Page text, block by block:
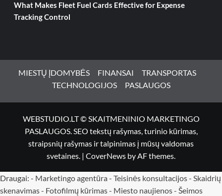
What Makes Fleet Fuel Cards Effective for Expense
Tracking Control
MIESTŲ ĮDOMYBĖS FINANSAI
TRANSPORTAS
TECHNOLOGIJOS
PASLAUGOS
WEBSTUDIO.LT © SKAITMENINIO MARKETINGO
PASLAUGOS. SEO tekstų rašymas, turinio kūrimas,
straipsnių rašymas ir talpinimas į mūsų valdomas
svetaines. | CoverNews by AF themes.
Draugai: - Marketingo agentūra - Teisinės konsultacijos- Skaidrių
skenavimas- Fotofilmų kūrimas- Miesto naujienos- Šeimos